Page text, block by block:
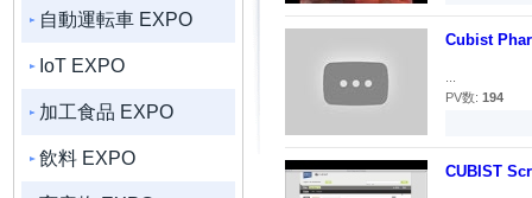
自動運転車 EXPO
IoT EXPO
加工食品 EXPO
飲料 EXPO
Cubist
PV数: 194
CUBIST